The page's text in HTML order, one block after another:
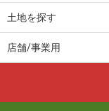
土地を探す
店舗/事業用